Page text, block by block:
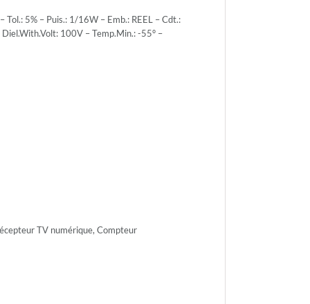
5% – Puis.: 1/16W – Emb.: REEL – Cdt.:
100V – Temp.Min.: -55° –
TV numérique, Compteur